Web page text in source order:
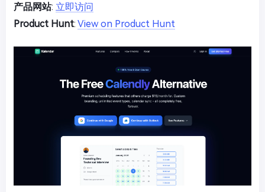
产品网站: 立即访问
Product Hunt: View on Product Hunt